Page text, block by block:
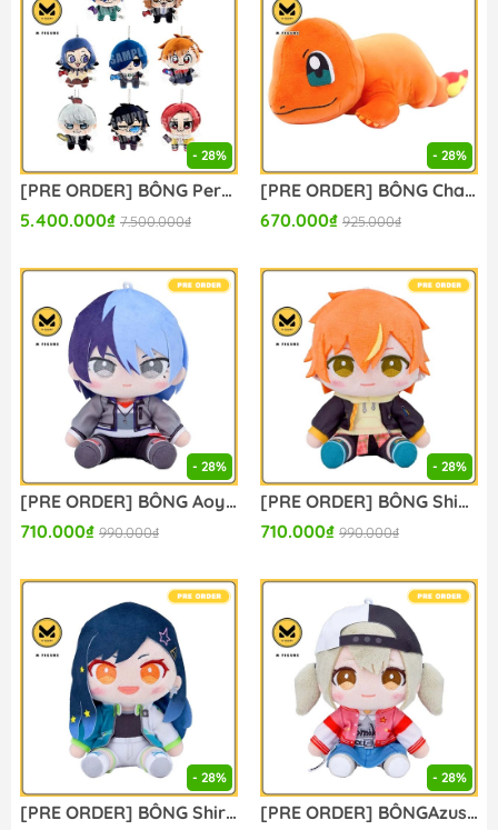
- 28%
[PRE ORDER] BÔNG Persona 4 - P30th Shujinkou x Bkub - Persona 30th Anniversary - Plush Mascot (Empty) PLUSH CHÍNH HÃNG
5.400.000₫ 7.500.000₫
- 28%
[PRE ORDER] BÔNG Charmander - Pocket Monsters - Arm Pillow - MofuMofu Arm Pillow (Ensky) PLUSH CHÍNH HÃNG
670.000₫ 925.000₫
- 28%
[PRE ORDER] BÔNG Aoyagi Toya - Project Sekai: Colorful Stage! feat. Hatsune Miku - My Sekai Nuigurumi (S) (Sega Fave) PLUSH CHÍNH HÃNG
710.000₫ 990.000₫
- 28%
[PRE ORDER] BÔNG Shinonome Akito - Project Sekai: Colorful Stage! feat. Hatsune Miku - My Sekai Nuigurumi (S) (Sega Fave) PLUSH CHÍNH HÃNG
710.000₫ 990.000₫
- 28%
[PRE ORDER] BÔNG Shiraishi An - Project Sekai: Colorful Stage! feat. Hatsune Miku - My Sekai Nuigurumi (S) (Sega Fave) PLUSH CHÍNH HÃNG
- 28%
[PRE ORDER] BÔNGAzusawa Kohane - Project Sekai: Colorful Stage! feat. Hatsune Miku - My Sekai Nuigurumi (S) (Sega Fave) PLUSH CHÍNH HÃNG